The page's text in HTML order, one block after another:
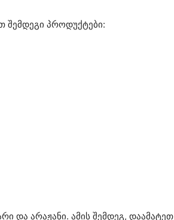
შემდეგი პროდუქტები:
და არაჟანი. ამის შემდეგ, დაამატეთ